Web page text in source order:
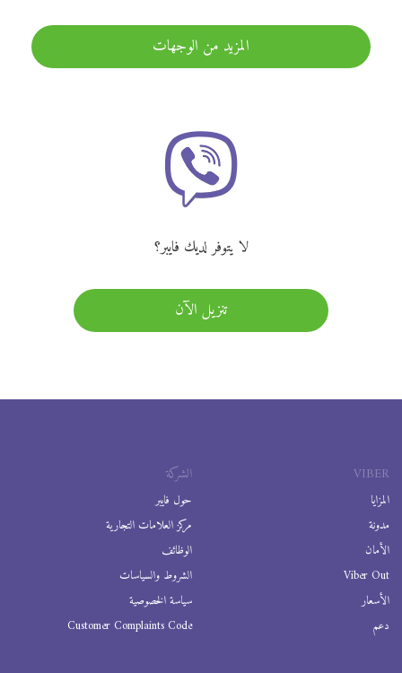
المزيد من الوجهات
لا يتوفر لديك فايبر؟
تنزيل الآن
VIBER
المزايا
مدونة
الأمان
Viber Out
الأسعار
دعم
الشركة
حول فايبر
مركز العلامات التجارية
الوظائف
الشروط والسياسات
سياسة الخصوصية
Customer Complaints Code